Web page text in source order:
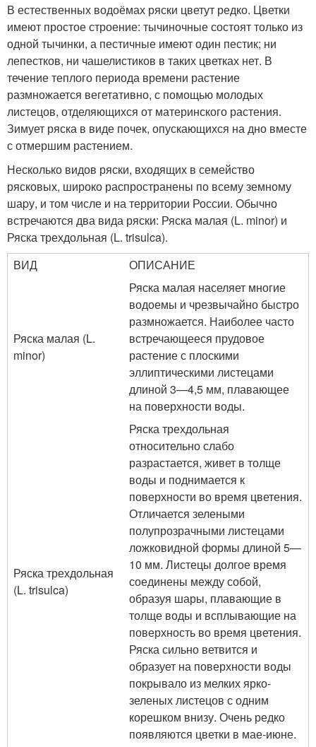
В естественных водоёмах ряски цветут редко. Цветки
имеют простое строение: тычиночные состоят только из
одной тычинки, а пестичные имеют один пестик; ни
лепестков, ни чашелистиков в таких цветках нет. В
течение теплого периода времени растение
размножается вегетативно, с помощью молодых
листецов, отделяющихся от материнского растения.
Зимует ряска в виде почек, опускающихся на дно вместе
с отмершим растением.
Несколько видов ряски, входящих в семейство
рясковых, широко распространены по всему земному
шаpу, и том числе и на территории России. Обычно
встречаются два вида ряски: Ряска малая (L. minor) и
Ряска трехдольная (L. trisulca).
ВИД
ОПИСАНИЕ
Ряска малая (L.
minor)
Ряска малая населяет многие
водоемы и чрезвычайно быстро
размножается. Наиболее часто
встречающееся прудовое
растение с плоскими
эллиптическими листецами
длиной 3—4,5 мм, плавающее
на поверхности воды.
Ряска трехдольная
(L. trisulca)
Ряска трехдольная
относительно слабо
разрастается, живет в толще
воды и поднимается к
поверхности во время цветения.
Отличается зелеными
полупрозрачными листецами
ложковидной формы длиной 5—
10 мм. Листецы долгое время
соединены между собой,
образуя шары, плавающие в
толще воды и всплывающие на
поверхность во время цветения.
Ряска сильно ветвится и
образует на поверхности воды
покрывало из мелких ярко-
зеленых листецов с одним
корешком внизу. Очень редко
появляются цветки в мае-июне.